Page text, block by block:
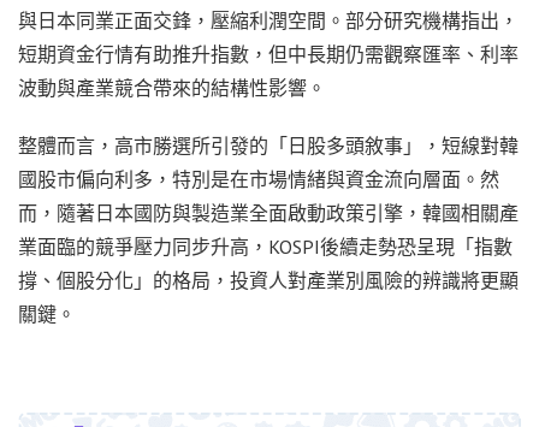
與日本同業正面交鋒，壓縮利潤空間。部分研究機構指出，
短期資金行情有助推升指數，但中長期仍需觀察匯率、利率
波動與產業競合帶來的結構性影響。
整體而言，高市勝選所引發的「日股多頭敘事」，短線對韓
國股市偏向利多，特別是在市場情緒與資金流向層面。然
而，隨著日本國防與製造業全面啟動政策引擎，韓國相關產
業面臨的競爭壓力同步升高，KOSPI後續走勢恐呈現「指數
撐、個股分化」的格局，投資人對產業別風險的辨識將更顯
關鍵。